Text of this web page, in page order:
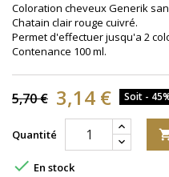
Coloration cheveux Generik
Chatain clair rouge cuivré.
Permet d'effectuer jusqu'a 2
Contenance 100 ml.
5,70 € 3,14 € Soit -
Quantité
 En stock